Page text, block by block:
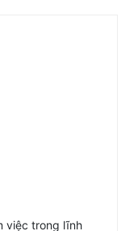
việc trong lĩnh